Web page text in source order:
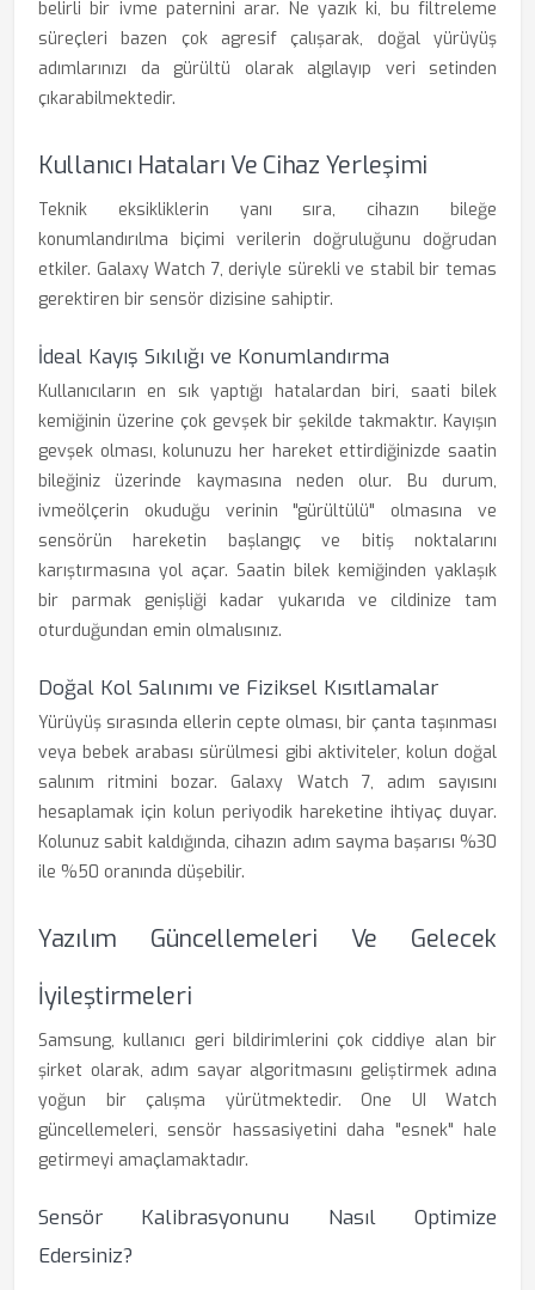
belirli bir ivme paternini arar. Ne yazık ki, bu filtreleme
süreçleri bazen çok agresif çalışarak, doğal yürüyüş
adımlarınızı da gürültü olarak algılayıp veri setinden
çıkarabilmektedir.
Kullanıcı Hataları Ve Cihaz Yerleşimi
Teknik eksikliklerin yanı sıra, cihazın bileğe
konumlandırılma biçimi verilerin doğruluğunu doğrudan
etkiler. Galaxy Watch 7, deriyle sürekli ve stabil bir temas
gerektiren bir sensör dizisine sahiptir.
İdeal Kayış Sıkılığı ve Konumlandırma
Kullanıcıların en sık yaptığı hatalardan biri, saati bilek
kemiğinin üzerine çok gevşek bir şekilde takmaktır. Kayışın
gevşek olması, kolunuzu her hareket ettirdiğinizde saatin
bileğiniz üzerinde kaymasına neden olur. Bu durum,
ivmeölçerin okuduğu verinin "gürültülü" olmasına ve
sensörün hareketin başlangıç ve bitiş noktalarını
karıştırmasına yol açar. Saatin bilek kemiğinden yaklaşık
bir parmak genişliği kadar yukarıda ve cildinize tam
oturduğundan emin olmalısınız.
Doğal Kol Salınımı ve Fiziksel Kısıtlamalar
Yürüyüş sırasında ellerin cepte olması, bir çanta taşınması
veya bebek arabası sürülmesi gibi aktiviteler, kolun doğal
salınım ritmini bozar. Galaxy Watch 7, adım sayısını
hesaplamak için kolun periyodik hareketine ihtiyaç duyar.
Kolunuz sabit kaldığında, cihazın adım sayma başarısı %30
ile %50 oranında düşebilir.
Yazılım Güncellemeleri Ve Gelecek
İyileştirmeleri
Samsung, kullanıcı geri bildirimlerini çok ciddiye alan bir
şirket olarak, adım sayar algoritmasını geliştirmek adına
yoğun bir çalışma yürütmektedir. One UI Watch
güncellemeleri, sensör hassasiyetini daha "esnek" hale
getirmeyi amaçlamaktadır.
Sensör Kalibrasyonunu Nasıl Optimize
Edersiniz?